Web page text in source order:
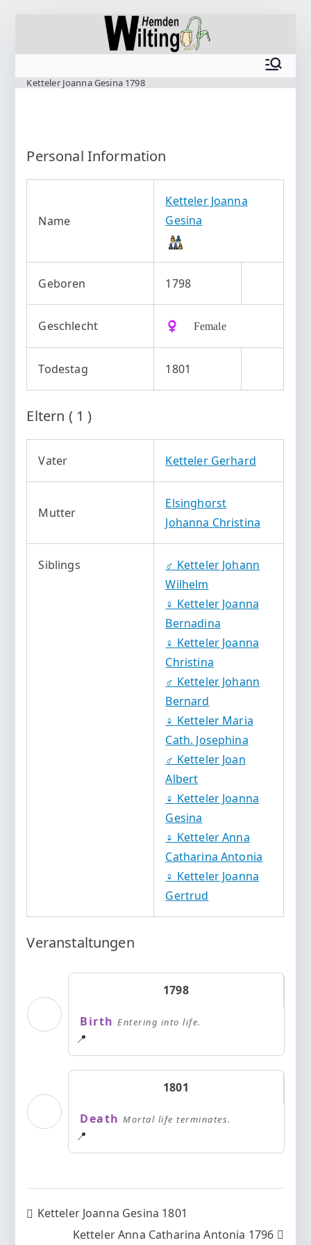
Ketteler Joanna Gesina 1798
Personal Information
Name
Ketteler Joanna
Gesina
Geboren 1798
Geschlecht ♀️ Female
Todestag 1801
Eltern ( 1 )
Vater Ketteler Gerhard
Mutter
Elsinghorst
Johanna Christina
Siblings ♂️ Ketteler Johann
Wilhelm
♀️ Ketteler Joanna
Bernadina
♀️ Ketteler Joanna
Christina
♂️ Ketteler Johann
Bernard
♀️ Ketteler Maria
Cath. Josephina
♂️ Ketteler Joan
Albert
♀️ Ketteler Joanna
Gesina
♀️ Ketteler Anna
Catharina Antonia
♀️ Ketteler Joanna
Gertrud
Veranstaltungen
1798
BirthEntering into life.
📍
1801
DeathMortal life terminates.
📍
Beitragsnavigation
Ketteler Joanna Gesina 1801
Ketteler Anna Catharina Antonia 1796